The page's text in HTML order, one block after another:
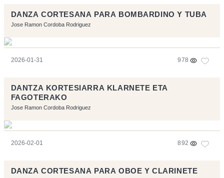
DANZA CORTESANA PARA BOMBARDINO Y TUBA
Jose Ramon Cordoba Rodriguez
2026-01-31 978
DANTZA KORTESIARRA KLARNETE ETA
FAGOTERAKO
Jose Ramon Cordoba Rodriguez
2026-02-01 892
DANZA CORTESANA PARA OBOE Y CLARINETE